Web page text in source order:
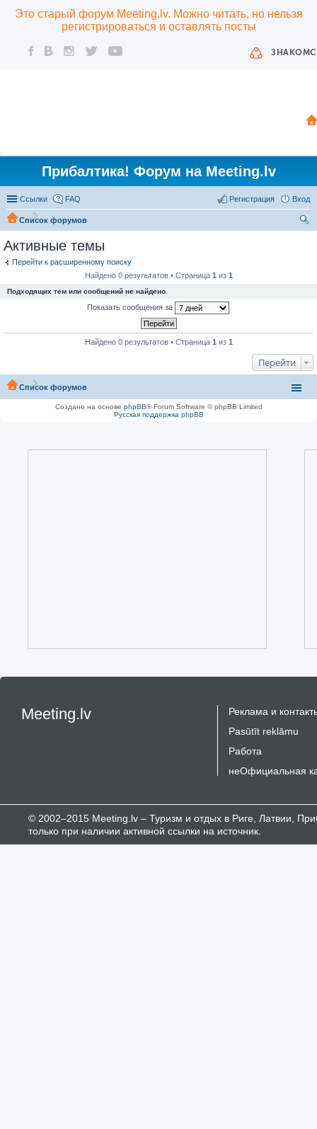
Это старый форум Meeting.lv. Можно читать, но нельзя
регистрироваться и оставлять посты
Прибалтика! Форум на Meeting.lv
Ссылки FAQ Вход
Регистрация
Список форумов
Активные темы
Перейти к расширенному поиску
Найдено 0 результатов • Страница 1 из 1
Подходящих тем или сообщений не найдено.
Показать сообщения за
Найдено 0 результатов • Страница 1 из 1
Перейти
Список форумов
Создано на основе phpBB® Forum Software © phpBB Limited
Русская поддержка phpBB
Meeting.lv
Реклама и
Pasūtīt reklāmu
Работа
неОфициальная
© 2002–2015 Meeting.lv – Туризм и отдых в Риге, Латвии,
только при наличии активной ссылки на источник.